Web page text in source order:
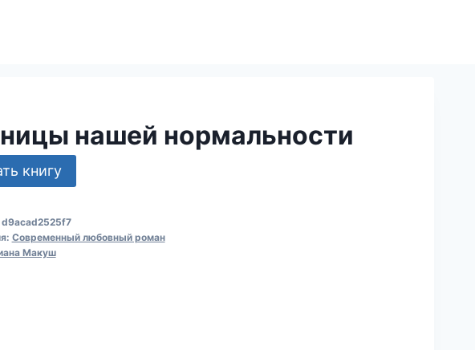
нашей нормальности
книгу
d9acad2525f7
Современный любовный роман
Макуш